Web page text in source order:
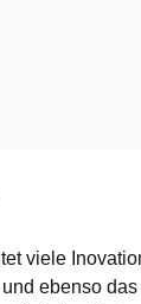
viele
ebenso